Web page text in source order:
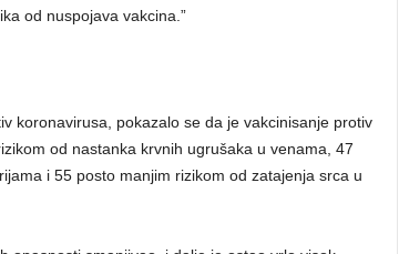
od nuspojava vakcina.”
koronavirusa, pokazalo se da je vakcinisanje protiv
od nastanka krvnih ugrušaka u venama, 47
i 55 posto manjim rizikom od zatajenja srca u